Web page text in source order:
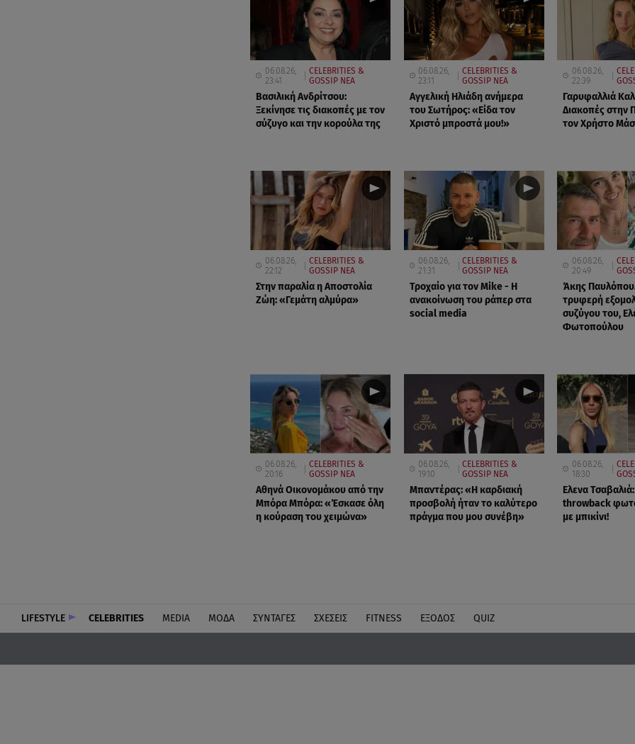
06.08.26,
23:41
CELEBRITIES &
GOSSIP ΝΕΑ
Βασιλική Ανδρίτσου:
Ξεκίνησε τις διακοπές με τον
σύζυγο και την κορούλα της
06.08.26,
23:11
CELEBRITIES &
GOSSIP ΝΕΑ
Αγγελική Ηλιάδη ανήμερα
του Σωτήρος: «Είδα τον
Χριστό μπροστά μου!»
06.08.26,
22:39
Γαρυφαλλιά
Διακοπές στην
τον Χρήστο
06.08.26,
22:12
CELEBRITIES &
GOSSIP ΝΕΑ
Στην παραλία η Αποστολία
Ζώη: «Γεμάτη αλμύρα»
06.08.26,
21:31
CELEBRITIES &
GOSSIP ΝΕΑ
Τροχαίο για τον Mike - Η
ανακοίνωση του ράπερ στα
social media
06.08.26,
20:49
Άκης
τρυφερή
συζύγου του,
Φωτοπούλου
06.08.26,
20:16
CELEBRITIES &
GOSSIP ΝΕΑ
Αθηνά Οικονομάκου από την
Μπόρα Μπόρα: «Έσκασε όλη
η κούραση του χειμώνα»
06.08.26,
19:10
CELEBRITIES &
GOSSIP ΝΕΑ
Μπαντέρας: «Η καρδιακή
προσβολή ήταν το καλύτερο
πράγμα που μου συνέβη»
06.08.26,
18:30
Ελενα
throwback
με μπικίνι!
LIFESTYLE CELEBRITIES MEDIA ΜΟΔΑ ΣΥΝΤΑΓΕΣ ΣΧΕΣΕΙΣ FITNESS ΕΞΟΔΟΣ QUIZ